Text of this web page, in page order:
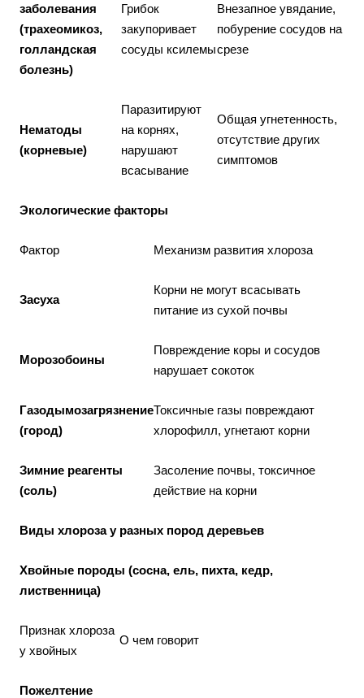
заболевания
(трахеомикоз,
голландская
болезнь)
Грибок
закупоривает
сосуды ксилемы
Внезапное увядание,
побурение сосудов на
срезе
Нематоды
(корневые)
Паразитируют
на корнях,
нарушают
всасывание
Общая угнетенность,
отсутствие других
симптомов
Экологические факторы
Фактор Механизм развития хлороза
Засуха
Корни не могут всасывать
питание из сухой почвы
Морозобоины
Повреждение коры и сосудов
нарушает сокоток
Газодымозагрязнение
(город)
Токсичные газы повреждают
хлорофилл, угнетают корни
Зимние реагенты
(соль)
Засоление почвы, токсичное
действие на корни
Виды хлороза у разных пород деревьев
Хвойные породы (сосна, ель, пихта, кедр,
лиственница)
Признак хлороза
у хвойных
О чем говорит
Пожелтение